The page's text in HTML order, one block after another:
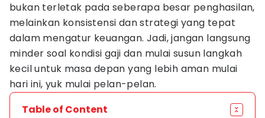
bukan terletak pada seberapa besar penghasilan,
melainkan konsistensi dan strategi yang tepat
dalam mengatur keuangan. Jadi, jangan langsung
minder soal kondisi gaji dan mulai susun langkah
kecil untuk masa depan yang lebih aman mulai
hari ini, yuk mulai pelan-pelan.
Table of Content